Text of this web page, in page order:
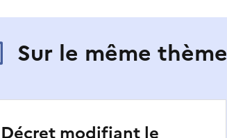
Sur le même thème
Décret modifiant le